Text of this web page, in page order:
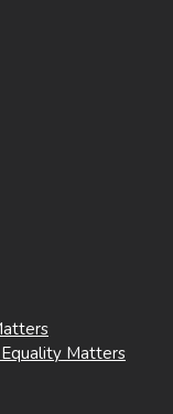
Matters